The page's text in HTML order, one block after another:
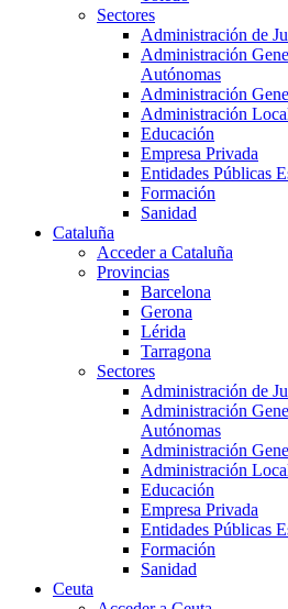
Sectores
Administración de
Administración
Autónomas
Administración
Administración
Educación
Empresa Privada
Entidades Públicas
Formación
Sanidad
Cataluña
Acceder a Cataluña
Provincias
Barcelona
Gerona
Lérida
Tarragona
Sectores
Administración de
Administración
Autónomas
Administración
Administración
Educación
Empresa Privada
Entidades Públicas
Formación
Sanidad
Ceuta